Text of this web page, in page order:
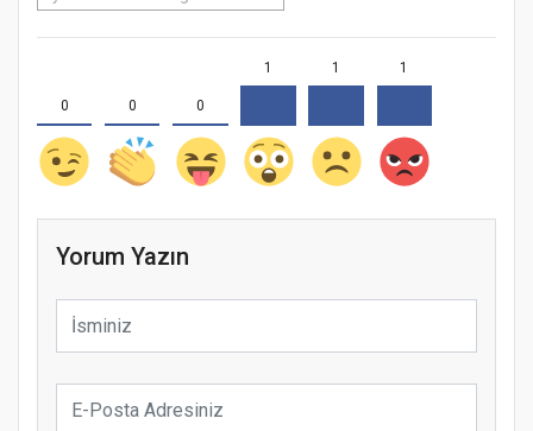
0 0 0
1 1 1
Yorum Yazın